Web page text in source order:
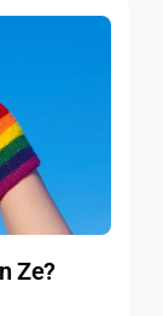
Ze?